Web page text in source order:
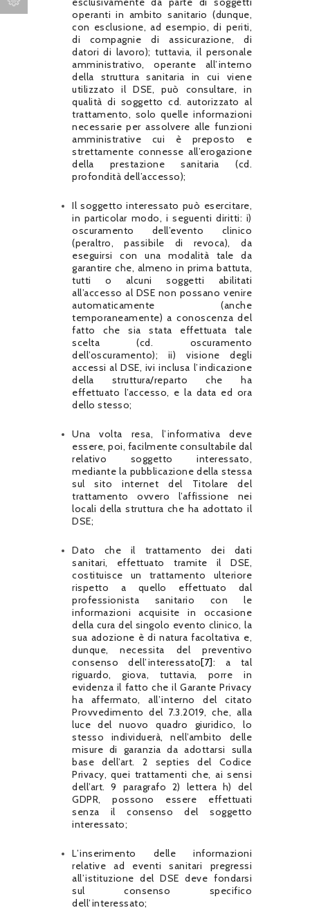
operanti in ambito sanitario (dunque,
con esclusione, ad esempio, di periti,
di compagnie di assicurazione, di
datori di lavoro); tuttavia, il personale
amministrativo, operante all’interno
della struttura sanitaria in cui viene
utilizzato il DSE, può consultare, in
qualità di soggetto cd. autorizzato al
trattamento, solo quelle informazioni
necessarie per assolvere alle funzioni
amministrative cui è preposto e
strettamente connesse all’erogazione
della prestazione sanitaria (cd.
profondità dell’accesso);
Il soggetto interessato può esercitare,
in particolar modo, i seguenti diritti: i)
oscuramento dell’evento clinico
(peraltro, passibile di revoca), da
eseguirsi con una modalità tale da
garantire che, almeno in prima battuta,
tutti o alcuni soggetti abilitati
all’accesso al DSE non possano venire
automaticamente (anche
temporaneamente) a conoscenza del
fatto che sia stata effettuata tale
scelta (cd. oscuramento
dell’oscuramento); ii) visione degli
accessi al DSE, ivi inclusa l’indicazione
della struttura/reparto che ha
effettuato l’accesso, e la data ed ora
dello stesso;
Una volta resa, l’informativa deve
essere, poi, facilmente consultabile dal
relativo soggetto interessato,
mediante la pubblicazione della stessa
sul sito internet del Titolare del
trattamento ovvero l’affissione nei
locali della struttura che ha adottato il
DSE;
Dato che il trattamento dei dati
sanitari, effettuato tramite il DSE,
costituisce un trattamento ulteriore
rispetto a quello effettuato dal
professionista sanitario con le
informazioni acquisite in occasione
della cura del singolo evento clinico, la
sua adozione è di natura facoltativa e,
dunque, necessita del preventivo
consenso dell’interessato[7]: a tal
riguardo, giova, tuttavia, porre in
evidenza il fatto che il Garante Privacy
ha affermato, all’interno del citato
Provvedimento del 7.3.2019, che, alla
luce del nuovo quadro giuridico, lo
stesso individuerà, nell’ambito delle
misure di garanzia da adottarsi sulla
base dell’art. 2 septies del Codice
Privacy, quei trattamenti che, ai sensi
dell’art. 9 paragrafo 2) lettera h) del
GDPR, possono essere effettuati
senza il consenso del soggetto
interessato;
L’inserimento delle informazioni
relative ad eventi sanitari pregressi
all’istituzione del DSE deve fondarsi
sul consenso specifico
dell’interessato;